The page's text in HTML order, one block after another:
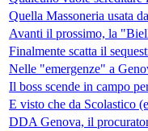
Quella Massoneria usata
Avanti il prossimo, la
Finalmente scatta il
Nelle "emergenze" a
Il boss scende in campo
E visto che da Scolastico
DDA Genova, il